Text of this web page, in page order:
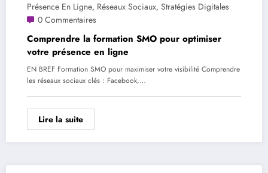
Présence En Ligne, Réseaux Sociaux, Stratégies Digitales
0 Commentaires
Comprendre la formation SMO pour optimiser
votre présence en ligne
EN BREF Formation SMO pour maximiser votre visibilité Comprendre
les réseaux sociaux clés : Facebook,…
Lire la suite